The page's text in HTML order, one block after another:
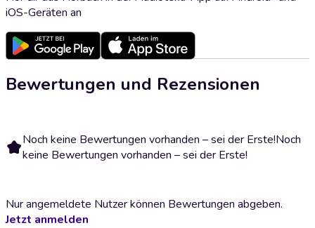
iOS-Geräten an
Bewertungen und Rezensionen
Noch keine Bewertungen vorhanden – sei der Erste!Noch
keine Bewertungen vorhanden – sei der Erste!
Nur angemeldete Nutzer können Bewertungen abgeben.
Jetzt anmelden